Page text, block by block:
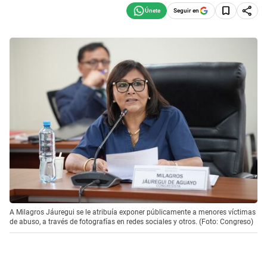
Seguir en
A Milagros Jáuregui se le atribuía exponer públicamente a menores víctimas
de abuso, a través de fotografías en redes sociales y otros. (Foto: Congreso)